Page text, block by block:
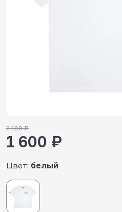
Цвет: белый
2 190 ₽
1 600 ₽